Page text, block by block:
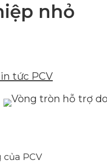
nhỏ
tức PCV
của PCV